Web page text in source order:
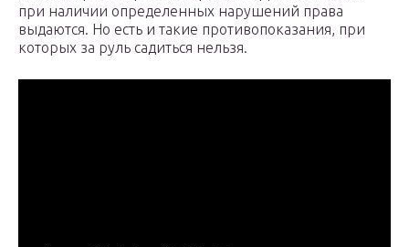
при наличии определенных нарушений права
выдаются. Но есть и такие противопоказания, при
которых за руль садиться нельзя.